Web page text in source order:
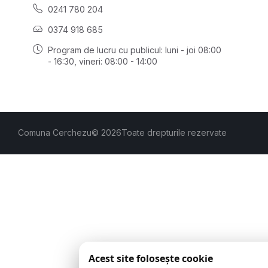
0241 780 204
0374 918 685
Program de lucru cu publicul: luni - joi 08:00
- 16:30 , vineri: 08:00 - 14:00
Comuna Cerchezu© 2026Toate drepturile rezervate
Acest site folosește cookie